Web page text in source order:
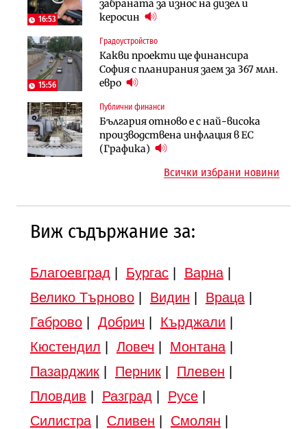
16:53
забраната за износ на дизел и
керосин
15:56
Градоустройство
Какви проекти ще финансира
София с планирания заем за 367 млн.
евро
Публични финанси
България отново е с най-висока
производствена инфлация в ЕС
(Графика)
придобиване на Euroapi Italy
Инфраструктура
АПИ възложи промяната на
парцеларния план за
Търново
Градоустройство
Шест кандидата с интерес към
оценки на имотите може да бъдат
вдигнати
Финанси
Ипотечното кредитиране в
България продължава да се охлажда
(Графика)
Инфраструктура
Вторият мост над Варненското
езеро става част от бъдещата
магистрала „Черно море“
Всички избрани новини
Виж съдържание за:
Благоевград Бургас| Варна|
Велико Търново| Видин Враца|
Габрово| Добрич Кърджали
Кюстендил
Ловеч Монтана|
Пазарджик| Перник| Плевен
Пловдив
Разград Русе|
Силистра| Сливен Смолян